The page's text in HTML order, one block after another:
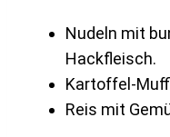
Nudeln mit
Hackfleisch.
Kartoffel-
Reis mit